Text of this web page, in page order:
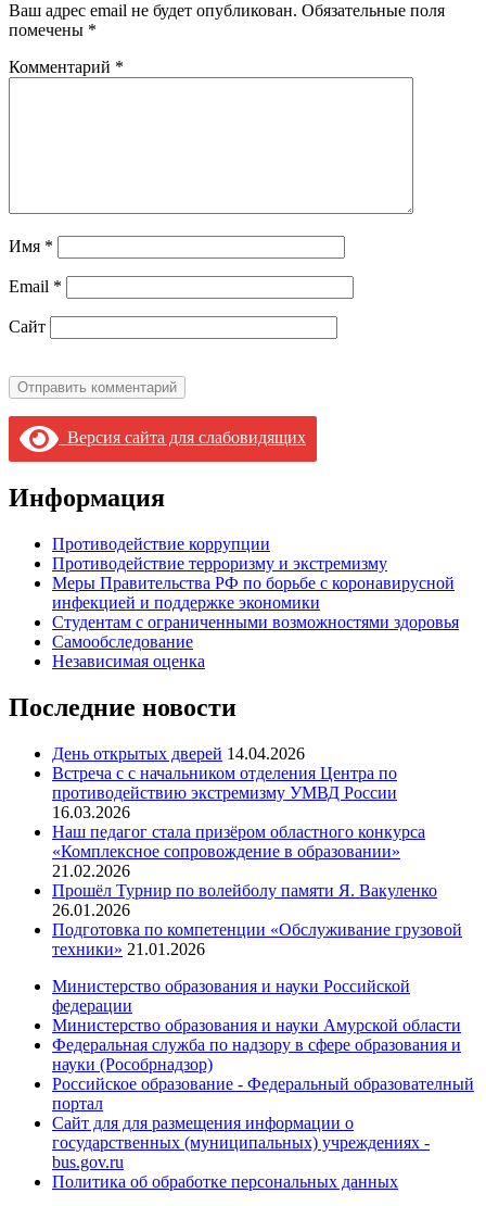
Ваш адрес email не будет опубликован. Обязательные поля
помечены *
Комментарий *
Имя *
Email *
Сайт
Версия сайта для слабовидящих
Информация
Противодействие коррупции
Противодействие терроризму и экстремизму
Меры Правительства РФ по борьбе с коронавирусной
инфекцией и поддержке экономики
Студентам с ограниченными возможностями здоровья
Самообследование
Независимая оценка
Последние новости
День открытых дверей 14.04.2026
Встреча с с начальником отделения Центра по
противодействию экстремизму УМВД России
16.03.2026
Наш педагог стала призёром областного конкурса
«Комплексное сопровождение в образовании»
21.02.2026
Прошёл Турнир по волейболу памяти Я. Вакуленко
26.01.2026
Подготовка по компетенции «Обслуживание грузовой
техники» 21.01.2026
Министерство образования и науки Российской
федерации
Министерство образования и науки Амурской области
Федеральная служба по надзору в сфере образования и
науки (Рособрнадзор)
Российское образование - Федеральный образователный
портал
Сайт для для размещения информации о
государственных (муниципальных) учреждениях -
bus.gov.ru
Политика об обработке персональных данных